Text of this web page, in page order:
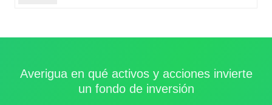
Averigua en qué activos y acciones invierte
un fondo de inversión